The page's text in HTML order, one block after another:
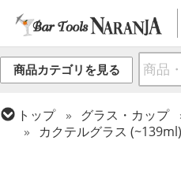
商品カテゴリを見る
トップ グラス・カップ
カクテルグラス (~139ml)